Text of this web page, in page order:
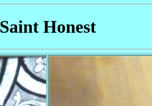
Saint Honest